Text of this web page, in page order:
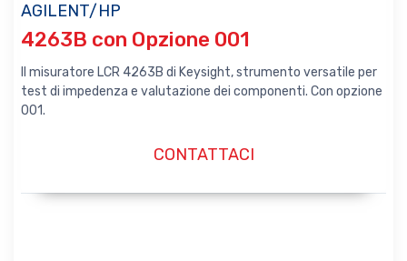
AGILENT/HP
4263B con Opzione 001
Il misuratore LCR 4263B di Keysight, strumento versatile per
test di impedenza e valutazione dei componenti. Con opzione
001.
CONTATTACI